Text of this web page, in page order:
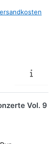
Vol. 9